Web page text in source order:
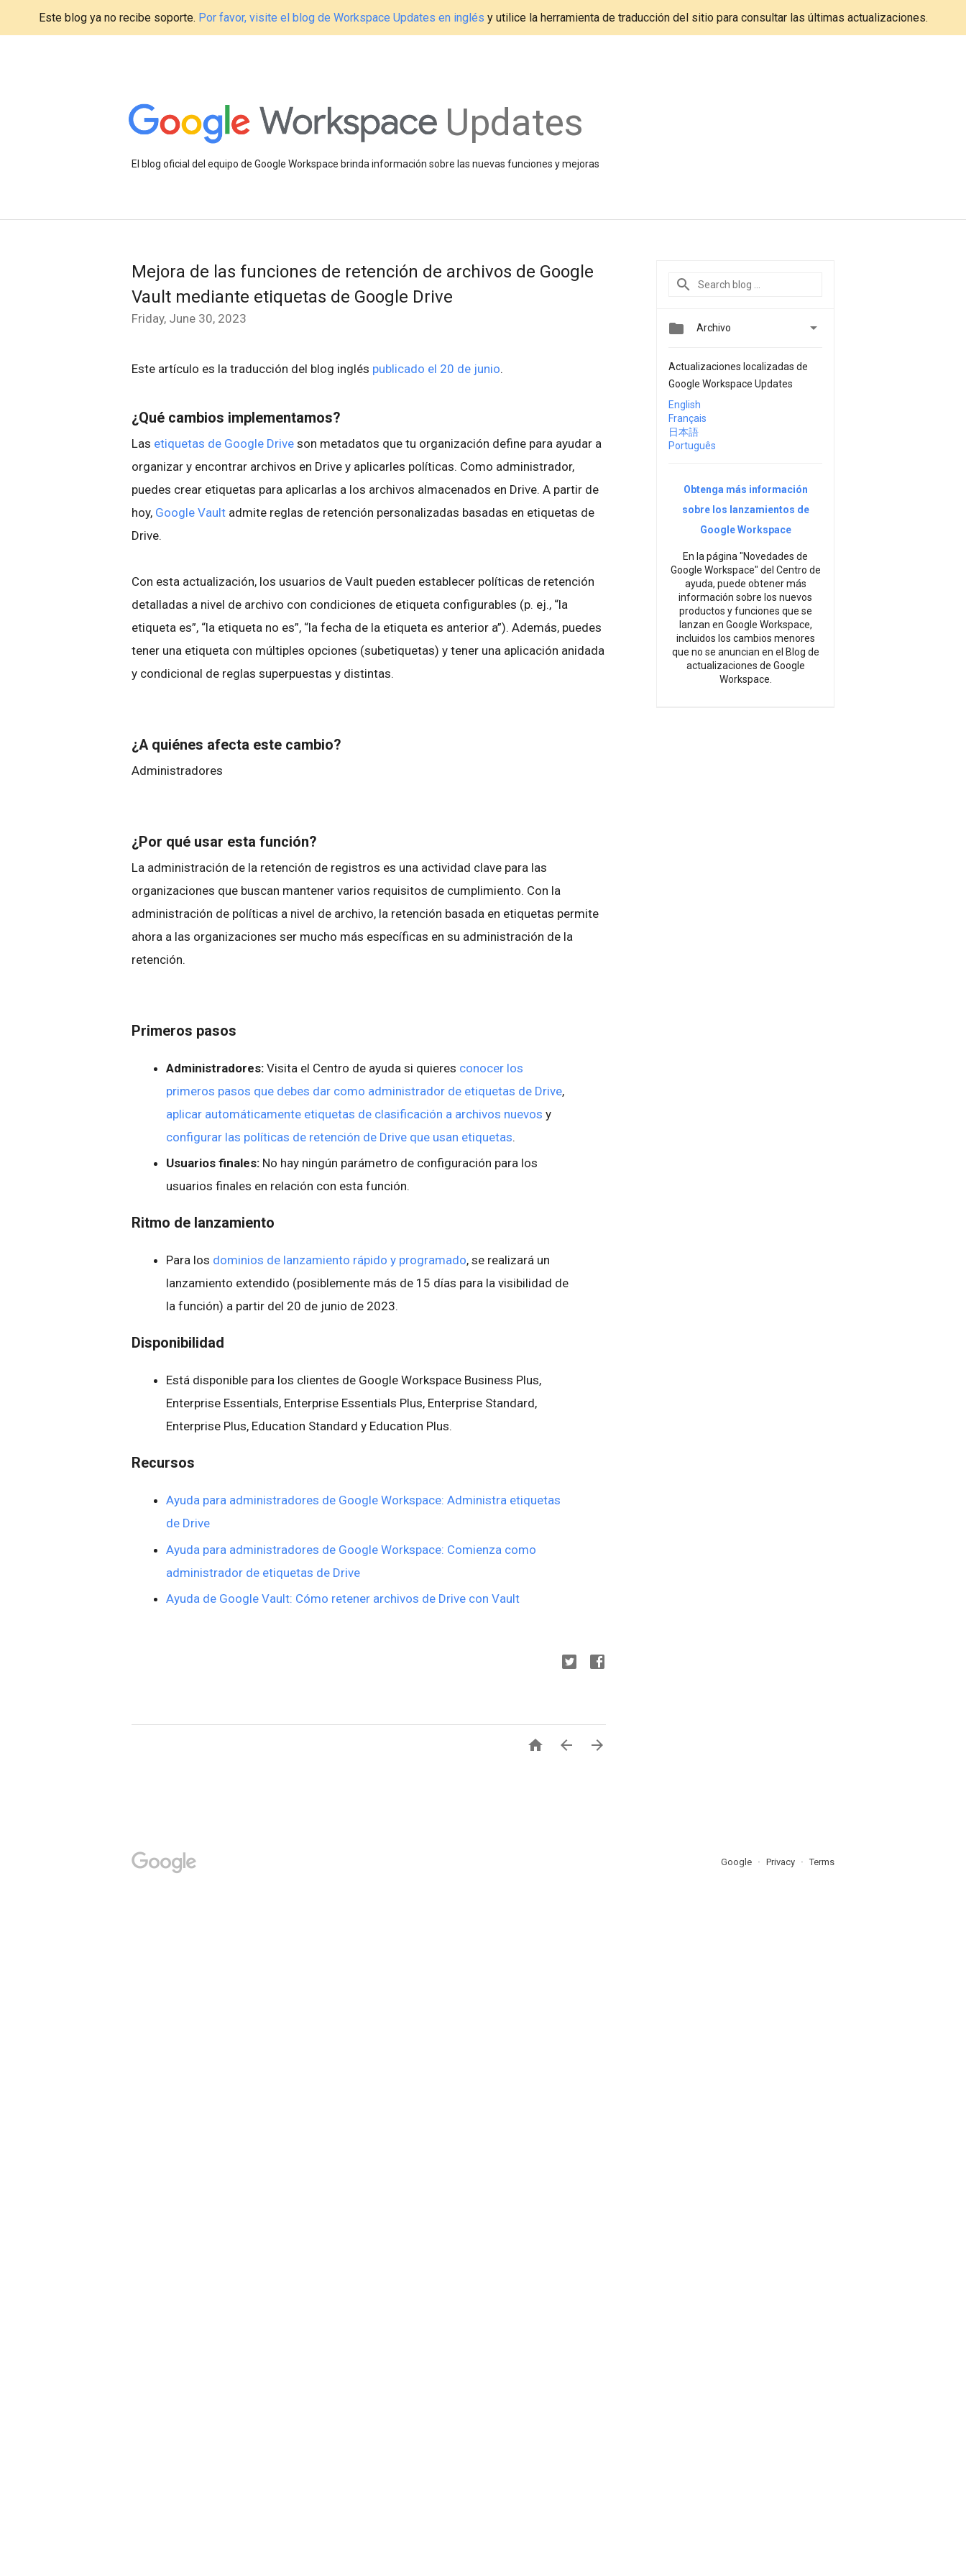
Este blog ya no recibe soporte. Por favor, visite el blog de Workspace Updates en inglés y utilice la herramienta de traducción del sitio para consultar las últimas actualizaciones.
Updates
El blog oficial del equipo de Google Workspace brinda información sobre las nuevas funciones y mejoras
Mejora de las funciones de retención de archivos de Google
Vault mediante etiquetas de Google Drive
Friday, June 30, 2023
Este artículo es la traducción del blog inglés publicado el 20 de junio.
¿Qué cambios implementamos?
Las etiquetas de Google Drive son metadatos que tu organización define para ayudar a
organizar y encontrar archivos en Drive y aplicarles políticas. Como administrador,
puedes crear etiquetas para aplicarlas a los archivos almacenados en Drive. A partir de
hoy, Google Vault admite reglas de retención personalizadas basadas en etiquetas de
Drive.
Con esta actualización, los usuarios de Vault pueden establecer políticas de retención
detalladas a nivel de archivo con condiciones de etiqueta configurables (p. ej., “la
etiqueta es”, “la etiqueta no es”, “la fecha de la etiqueta es anterior a”). Además, puedes
tener una etiqueta con múltiples opciones (subetiquetas) y tener una aplicación anidada
y condicional de reglas superpuestas y distintas.
¿A quiénes afecta este cambio?
Administradores
¿Por qué usar esta función?
La administración de la retención de registros es una actividad clave para las
organizaciones que buscan mantener varios requisitos de cumplimiento. Con la
administración de políticas a nivel de archivo, la retención basada en etiquetas permite
ahora a las organizaciones ser mucho más específicas en su administración de la
retención.
Primeros pasos
Administradores: Visita el Centro de ayuda si quieres conocer los
primeros pasos que debes dar como administrador de etiquetas de Drive,
aplicar automáticamente etiquetas de clasificación a archivos nuevos y
configurar las políticas de retención de Drive que usan etiquetas.
Usuarios finales: No hay ningún parámetro de configuración para los
usuarios finales en relación con esta función.
Ritmo de lanzamiento
Para los dominios de lanzamiento rápido y programado, se realizará un
lanzamiento extendido (posiblemente más de 15 días para la visibilidad de
la función) a partir del 20 de junio de 2023.
Disponibilidad
Está disponible para los clientes de Google Workspace Business Plus,
Enterprise Essentials, Enterprise Essentials Plus, Enterprise Standard,
Enterprise Plus, Education Standard y Education Plus.
Recursos
Ayuda para administradores de Google Workspace: Administra etiquetas
de Drive
Ayuda para administradores de Google Workspace: Comienza como
administrador de etiquetas de Drive
Ayuda de Google Vault: Cómo retener archivos de Drive con Vault
  
 Archivo 
Actualizaciones localizadas de
Google Workspace Updates
English
Français
日本語
Português
Obtenga más información
sobre los lanzamientos de
Google Workspace
En la página "Novedades de
Google Workspace" del Centro de
ayuda, puede obtener más
información sobre los nuevos
productos y funciones que se
lanzan en Google Workspace,
incluidos los cambios menores
que no se anuncian en el Blog de
actualizaciones de Google
Workspace.
Google Privacy Terms